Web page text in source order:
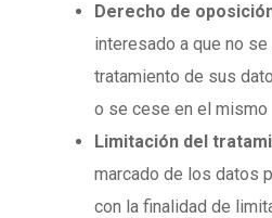
Derecho de
interesado a que no
tratamiento de sus
o se cese en el mismo
Limitación del
marcado de los datos
con la finalidad de